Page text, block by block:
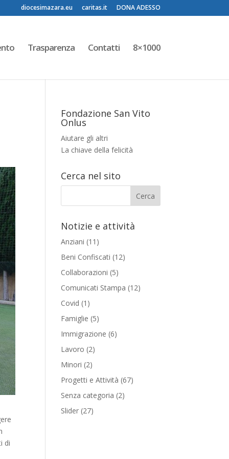
diocesimazara.eu caritas.it DONA ADESSO
Trasparenza Contatti 8×1000
di
Fondazione San Vito
Onlus
Aiutare gli altri
La chiave della felicità
Cerca nel sito
Notizie e attività
Anziani (11)
Beni Confiscati (12)
Collaborazioni (5)
Comunicati Stampa (12)
Covid (1)
Famiglie (5)
Immigrazione (6)
Lavoro (2)
Minori (2)
Progetti e Attività (67)
Senza categoria (2)
Slider (27)